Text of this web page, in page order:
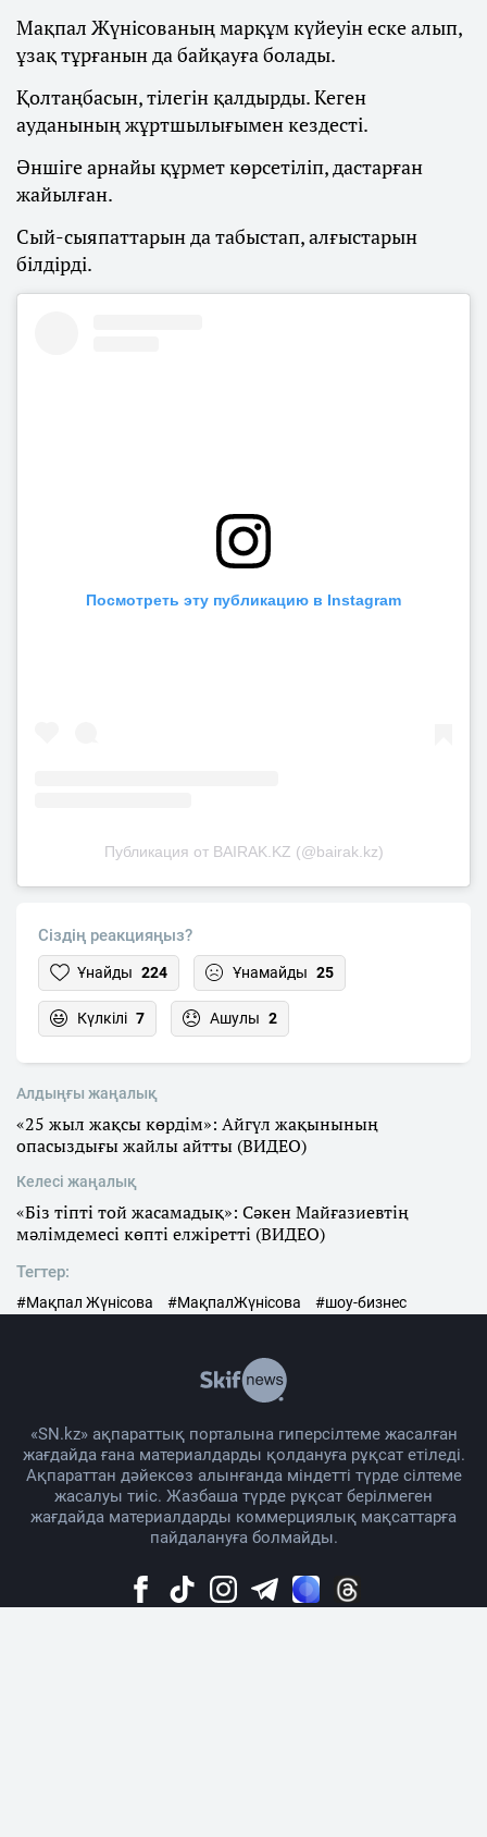
Мақпал Жүнісованың марқұм күйеуін еске алып,
ұзақ тұрғанын да байқауға болады.
Қолтаңбасын, тілегін қалдырды. Кеген
ауданының жұртшылығымен кездесті.
Әншіге арнайы құрмет көрсетіліп, дастарған
жайылған.
Сый-сыяпаттарын да табыстап, алғыстарын
білдірді.
Посмотреть эту публикацию в Instagram
Публикация от BAIRAK.KZ (@bairak.kz)
Сіздің реакцияңыз?
Ұнайды 224 Ұнамайды 25
Күлкілі 7 Ашулы 2
Алдыңғы жаңалық
«25 жыл жақсы көрдім»: Айгүл жақынының
опасыздығы жайлы айтты (ВИДЕО)
Келесі жаңалық
«Біз тіпті той жасамадық»: Сәкен Майғазиевтің
мәлімдемесі көпті елжіретті (ВИДЕО)
Тегтер:
#Мақпал Жүнісова #МақпалЖүнісова #шоу-бизнес
«SN.kz» ақпараттық порталына гиперсілтеме жасалған
жағдайда ғана материалдарды қолдануға рұқсат етіледі.
Ақпараттан дәйексөз алынғанда міндетті түрде сілтеме
жасалуы тиіс. Жазбаша түрде рұқсат берілмеген
жағдайда материалдарды коммерциялық мақсаттарға
пайдалануға болмайды.